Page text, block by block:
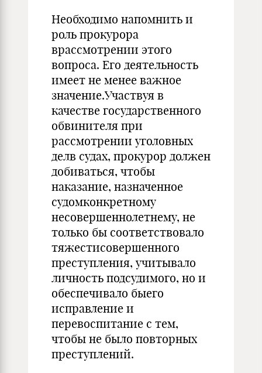
Необходимо напомнить и
роль прокурора
врассмотрении этого
вопроса. Его деятельность
имеет не менее важное
значение.Участвуя в
качестве государственного
обвинителя при
рассмотрении уголовных
делв судах, прокурор должен
добиваться, чтобы
наказание, назначенное
судомконкретному
несовершеннолетнему, не
только бы соответствовало
тяжестисовершенного
преступления, учитывало
личность подсудимого, но и
обеспечивало быего
исправление и
перевоспитание с тем,
чтобы не было повторных
преступлений.